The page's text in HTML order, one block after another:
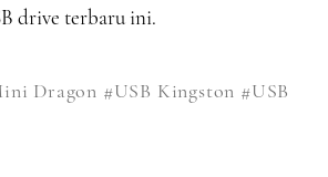
drive terbaru ini.
Dragon #USB Kingston #USB